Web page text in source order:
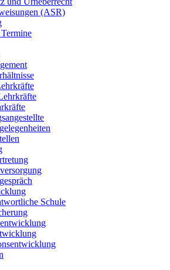
(ASR)
Schule